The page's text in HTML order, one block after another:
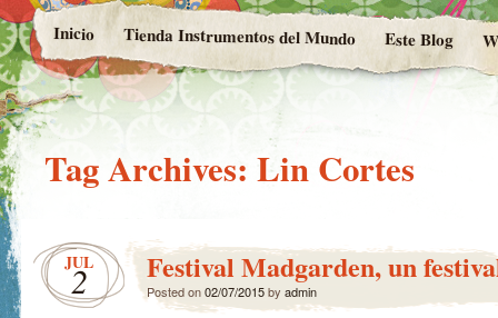
Inicio Tienda Instrumentos del Mundo Este Blog
Tag Archives: Lin Cortes
JUL
2 Festival Madgarden, un
Posted on02/07/2015by admin